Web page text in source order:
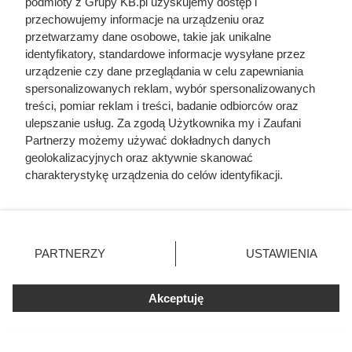
dlaczego
przechowujemy informacje na urządzeniu oraz
przetwarzamy dane osobowe, takie jak unikalne
identyfikatory, standardowe informacje wysyłane przez
urządzenie czy dane przeglądania w celu zapewniania
spersonalizowanych reklam, wybór spersonalizowanych
treści, pomiar reklam i treści, badanie odbiorców oraz
ulepszanie usług. Za zgodą Użytkownika my i Zaufani
Partnerzy możemy używać dokładnych danych
geolokalizacyjnych oraz aktywnie skanować
charakterystykę urządzenia do celów identyfikacji.
zmienić/wycofać klikając przycisk ustawień prywatności
znajdujący się w lewym dolnym rogu strony. Niektóre
użytkownika, ale masz prawo sprzeciwić się takiemu
przetwarzaniu. Preferencje będą miały zastosowania tylko
PARTNERZY USTAWIENIA
Akceptuję